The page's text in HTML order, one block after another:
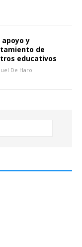
apoyo y
de
educativos
De Haro